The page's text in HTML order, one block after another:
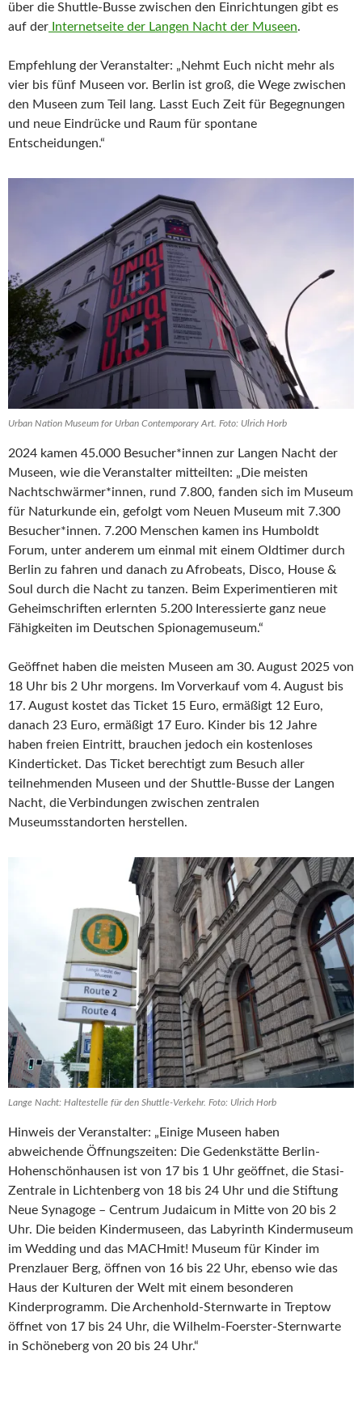
über die Shuttle-Busse zwischen den Einrichtungen gibt es
auf der Internetseite der Langen Nacht der Museen.
Empfehlung der Veranstalter: „Nehmt Euch nicht mehr als
vier bis fünf Museen vor. Berlin ist groß, die Wege zwischen
den Museen zum Teil lang. Lasst Euch Zeit für Begegnungen
und neue Eindrücke und Raum für spontane
Entscheidungen.“
Urban Nation Museum for Urban Contemporary Art. Foto: Ulrich Horb
2024 kamen 45.000 Besucher*innen zur Langen Nacht der
Museen, wie die Veranstalter mitteilten: „Die meisten
Nachtschwärmer*innen, rund 7.800, fanden sich im Museum
für Naturkunde ein, gefolgt vom Neuen Museum mit 7.300
Besucher*innen. 7.200 Menschen kamen ins Humboldt
Forum, unter anderem um einmal mit einem Oldtimer durch
Berlin zu fahren und danach zu Afrobeats, Disco, House &
Soul durch die Nacht zu tanzen. Beim Experimentieren mit
Geheimschriften erlernten 5.200 Interessierte ganz neue
Fähigkeiten im Deutschen Spionagemuseum.“
Geöffnet haben die meisten Museen am 30. August 2025 von
18 Uhr bis 2 Uhr morgens. Im Vorverkauf vom 4. August bis
17. August kostet das Ticket 15 Euro, ermäßigt 12 Euro,
danach 23 Euro, ermäßigt 17 Euro. Kinder bis 12 Jahre
haben freien Eintritt, brauchen jedoch ein kostenloses
Kinderticket. Das Ticket berechtigt zum Besuch aller
teilnehmenden Museen und der Shuttle-Busse der Langen
Nacht, die Verbindungen zwischen zentralen
Museumsstandorten herstellen.
Lange Nacht: Haltestelle für den Shuttle-Verkehr. Foto: Ulrich Horb
Hinweis der Veranstalter: „Einige Museen haben
abweichende Öffnungszeiten: Die Gedenkstätte Berlin-
Hohenschönhausen ist von 17 bis 1 Uhr geöffnet, die Stasi-
Zentrale in Lichtenberg von 18 bis 24 Uhr und die Stiftung
Neue Synagoge – Centrum Judaicum in Mitte von 20 bis 2
Uhr. Die beiden Kindermuseen, das Labyrinth Kindermuseum
im Wedding und das MACHmit! Museum für Kinder im
Prenzlauer Berg, öffnen von 16 bis 22 Uhr, ebenso wie das
Haus der Kulturen der Welt mit einem besonderen
Kinderprogramm. Die Archenhold-Sternwarte in Treptow
öffnet von 17 bis 24 Uhr, die Wilhelm-Foerster-Sternwarte
in Schöneberg von 20 bis 24 Uhr.“